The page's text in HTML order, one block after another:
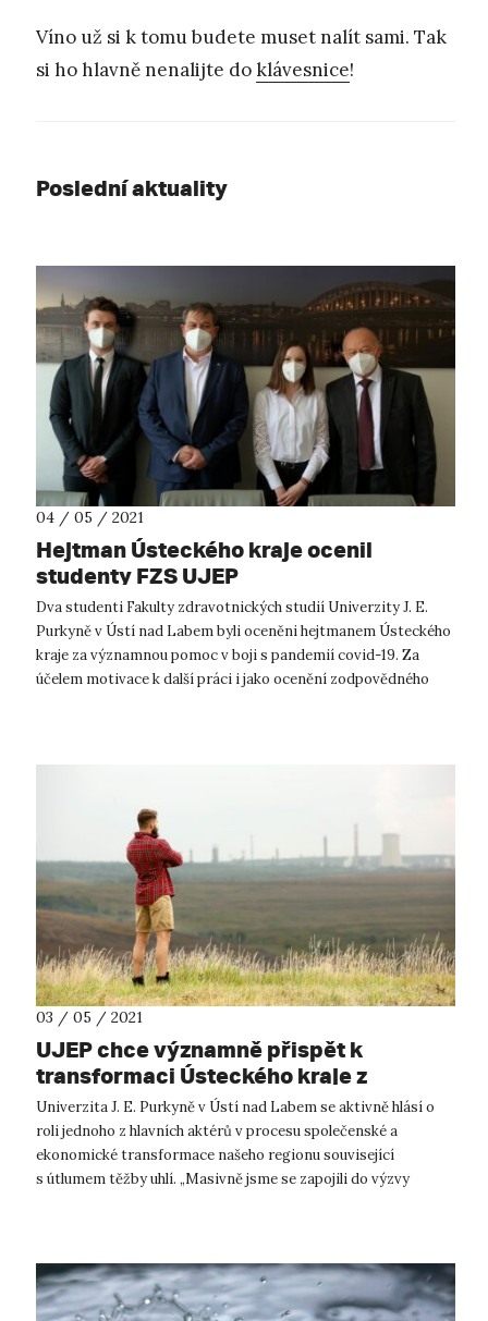
Víno už si k tomu budete muset nalít sami. Tak
si ho hlavně nenalijte doklávesnice!
Poslední aktuality
04 / 05 / 2021
Hejtman Ústeckého kraje ocenil
studenty FZS UJEP
Dva studenti Fakulty zdravotnických studií Univerzity J. E.
Purkyně v Ústí nad Labem byli oceněni hejtmanem Ústeckého
kraje za významnou pomoc v boji s pandemií covid-19. Za
účelem motivace k další práci i jako ocenění zodpovědného
03 / 05 / 2021
UJEP chce významně přispět k
transformaci Ústeckého kraje z
uhelného na kreativní
Univerzita J. E. Purkyně v Ústí nad Labem se aktivně hlásí o
roli jednoho z hlavních aktérů v procesu společenské a
ekonomické transformace našeho regionu související
s útlumem těžby uhlí. „Masivně jsme se zapojili do výzvy